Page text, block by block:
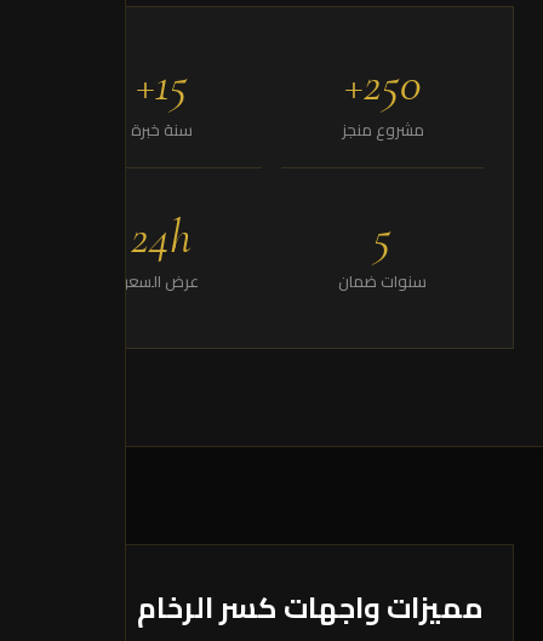
250+
مشروع منجز
15+
سنة خبرة
5
سنوات ضمان
24h
عرض السعر
مميزات واجهات كسر الرخام